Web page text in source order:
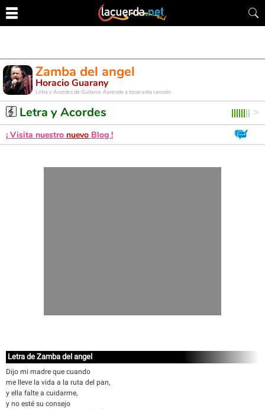
Zamba del angel
Horacio Guarany
Letra y Acordes de Guitarra. Aprende a tocar esta canción
Letra y Acordes
¡ Visita nuestro nuevo Blog !
Letra de Zamba del angel
Dijo mi madre que cuando
me lleve la vida a la ruta del pan,
y ella falte a cuidarme,
y no esté su consejo